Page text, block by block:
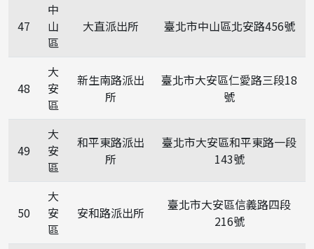
47
中
山
區
大直派出所 臺北市中山區北安路456號
48
大
安
區
新生南路派出
所
臺北市大安區仁愛路三段18
號
49
大
安
區
和平東路派出
所
臺北市大安區和平東路一段
143號
50
大
安
區
安和路派出所
臺北市大安區信義路四段
216號